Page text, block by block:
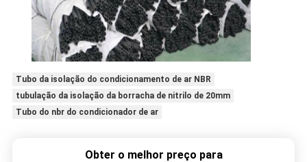
Tubo da isolação do condicionamento de ar NBR
tubulação da isolação da borracha de nitrilo de 20mm
Tubo do nbr do condicionador de ar
Obter o melhor preço para